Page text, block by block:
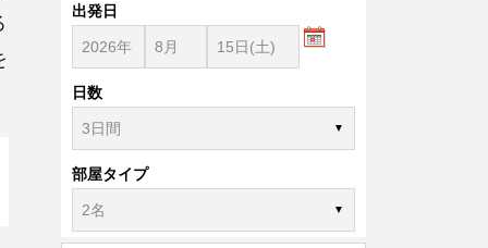
出発日
日数
部屋タイプ